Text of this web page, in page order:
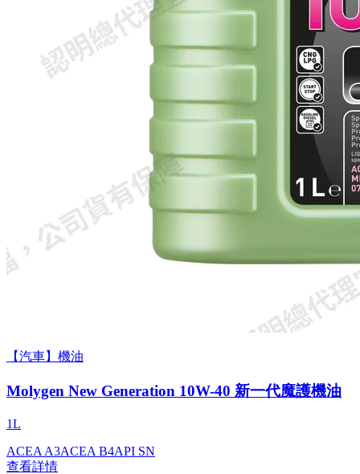
【汽車】機油
Molygen New Gener­a­tion 10W-40 新一代魔護機油
1L
ACEA A3ACEA B4API SN
查看詳情